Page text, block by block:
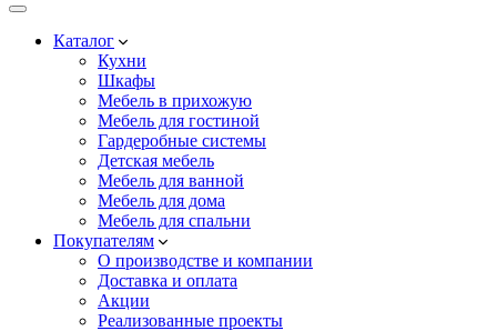
Каталог
Кухни
Шкафы
Мебель в прихожую
Мебель для гостиной
Гардеробные системы
Детская мебель
Мебель для ванной
Мебель для дома
Мебель для спальни
Покупателям
О производстве и компании
Доставка и оплата
Акции
Реализованные проекты